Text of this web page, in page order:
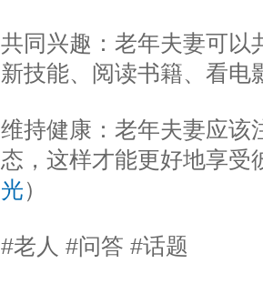
共同兴趣：老年夫妻可以
新技能、阅读书籍、看电
维持健康：老年夫妻应该
态，这样才能更好地享受
光）
#老人 #问答 #话题